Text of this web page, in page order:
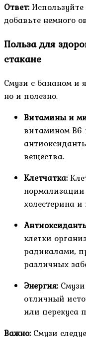
Ответ:
добавьте немного
Польза для
стакане
Смузи с бананом и
но и полезно.
Витамины и
витамином B6
вещества.
Клетчатка:
холестерина
клетки
радикалами,
различных
Энергия:
отличный
или перекуса
Важно: Смузи